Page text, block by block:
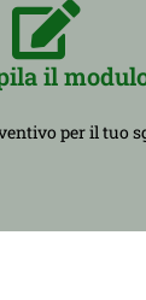
il
per il tuo